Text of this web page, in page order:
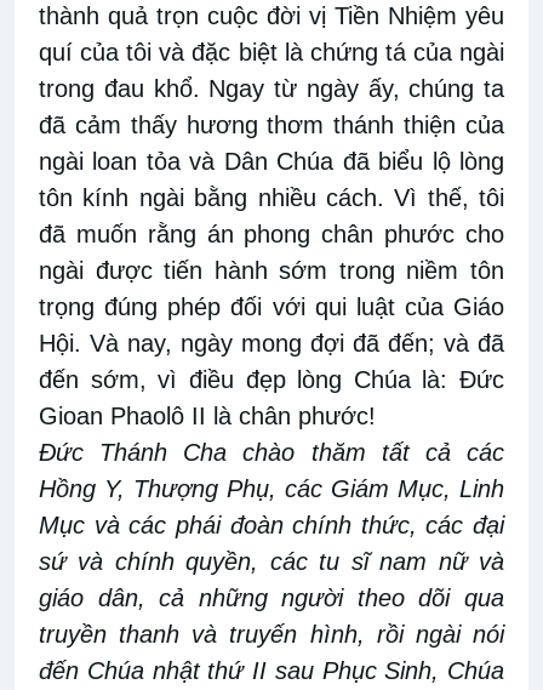
thành quả trọn cuộc đời vị Tiền Nhiệm yêu
quí của tôi và đặc biệt là chứng tá của ngài
trong đau khổ. Ngay từ ngày ấy, chúng ta
đã cảm thấy hương thơm thánh thiện của
ngài loan tỏa và Dân Chúa đã biểu lộ lòng
tôn kính ngài bằng nhiều cách. Vì thế, tôi
đã muốn rằng án phong chân phước cho
ngài được tiến hành sớm trong niềm tôn
trọng đúng phép đối với qui luật của Giáo
Hội. Và nay, ngày mong đợi đã đến; và đã
đến sớm, vì điều đẹp lòng Chúa là: Đức
Gioan Phaolô II là chân phước!
Đức Thánh Cha chào thăm tất cả các
Hồng Y, Thượng Phụ, các Giám Mục, Linh
Mục và các phái đoàn chính thức, các đại
sứ và chính quyền, các tu sĩ nam nữ và
giáo dân, cả những người theo dõi qua
truyền thanh và truyến hình, rồi ngài nói
đến Chúa nhật thứ II sau Phục Sinh, Chúa